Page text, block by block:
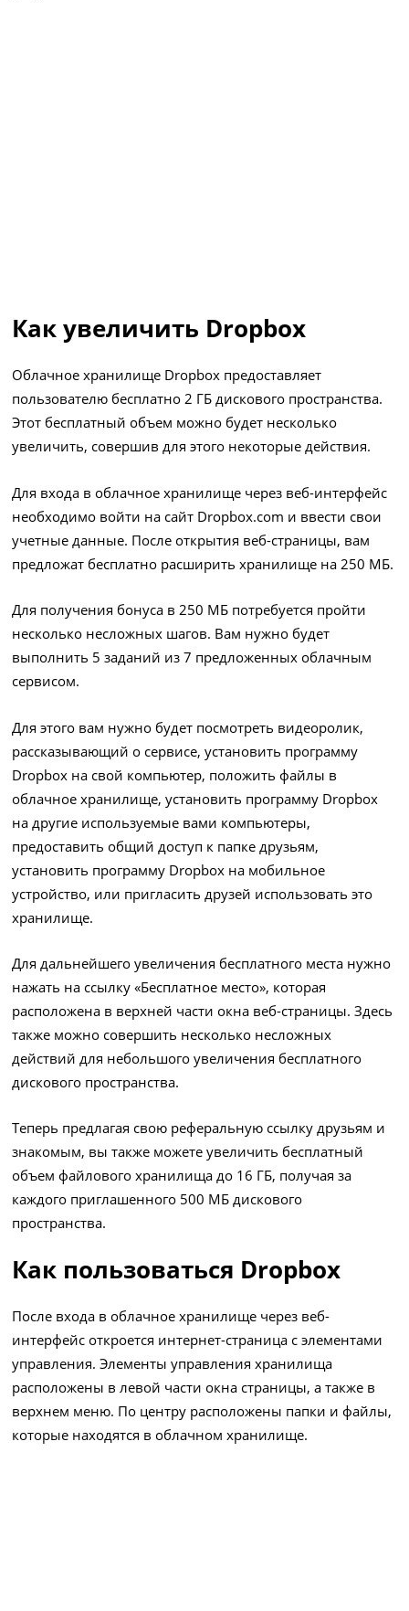
Как увеличить Dropbox
Облачное хранилище Dropbox предоставляет
пользователю бесплатно 2 ГБ дискового пространства.
Этот бесплатный объем можно будет несколько
увеличить, совершив для этого некоторые действия.
Для входа в облачное хранилище через веб-интерфейс
необходимо войти на сайт Dropbox.com и ввести свои
учетные данные. После открытия веб-страницы, вам
предложат бесплатно расширить хранилище на 250 МБ.
Для получения бонуса в 250 МБ потребуется пройти
несколько несложных шагов. Вам нужно будет
выполнить 5 заданий из 7 предложенных облачным
сервисом.
Для этого вам нужно будет посмотреть видеоролик,
рассказывающий о сервисе, установить программу
Dropbox на свой компьютер, положить файлы в
облачное хранилище, установить программу Dropbox
на другие используемые вами компьютеры,
предоставить общий доступ к папке друзьям,
установить программу Dropbox на мобильное
устройство, или пригласить друзей использовать это
хранилище.
Для дальнейшего увеличения бесплатного места нужно
нажать на ссылку «Бесплатное место», которая
расположена в верхней части окна веб-страницы. Здесь
также можно совершить несколько несложных
действий для небольшого увеличения бесплатного
дискового пространства.
Теперь предлагая свою реферальную ссылку друзьям и
знакомым, вы также можете увеличить бесплатный
объем файлового хранилища до 16 ГБ, получая за
каждого приглашенного 500 МБ дискового
пространства.
Как пользоваться Dropbox
После входа в облачное хранилище через веб-
интерфейс откроется интернет-страница с элементами
управления. Элементы управления хранилища
расположены в левой части окна страницы, а также в
верхнем меню. По центру расположены папки и файлы,
которые находятся в облачном хранилище.